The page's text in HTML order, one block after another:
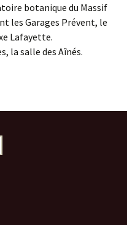
botanique du Massif
les Garages Prévent, le
Lafayette.
la salle des Aînés.